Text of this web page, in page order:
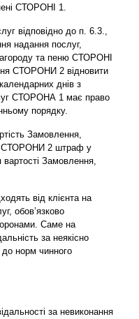
СТОРОНІ 1.
відповідно до п. 6.3.,
надання послуг,
та пеню СТОРОНІ
СТОРОНИ 2 відновити
днів з
СТОРОНА 1 має право
порядку.
Замовлення,
СТОРОНИ 2 штраф у
вартості Замовлення,
від клієнта на
обов’язково
Саме на
за неякісно
до норм чинного
за невиконання